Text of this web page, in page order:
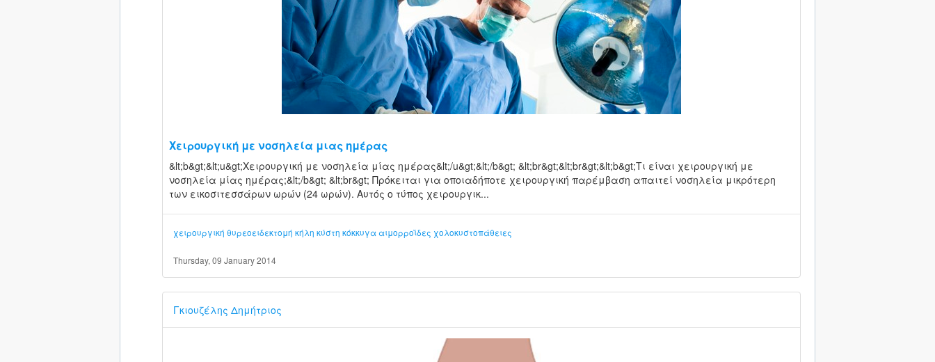
Χειρουργική με νοσηλεία μιας ημέρας
&lt;b&gt;&lt;u&gt;Χειρουργική με νοσηλεία μίας ημέρας&lt;/u&gt;&lt;/b&gt; &lt;br&gt;&lt;br&gt;&lt;b&gt;Τι είναι χειρουργική με
νοσηλεία μίας ημέρας;&lt;/b&gt; &lt;br&gt; Πρόκειται για οποιαδήποτε χειρουργική παρέμβαση απαιτεί νοσηλεία μικρότερη
των εικοσιτεσσάρων ωρών (24 ωρών). Αυτός ο τύπος χειρουργικ...
χειρουργική θυρεοειδεκτομή κήλη κύστη κόκκυγααιμορροΐδες χολοκυστοπάθειες
Thursday, 09 January 2014
Γκιουζέλης Δημήτριος